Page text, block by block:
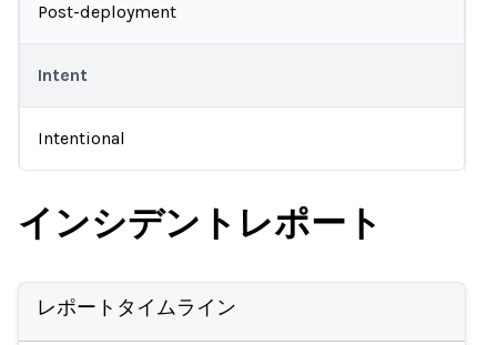
Post-deployment
Intent
Intentional
インシデントレポート
レポートタイムライン